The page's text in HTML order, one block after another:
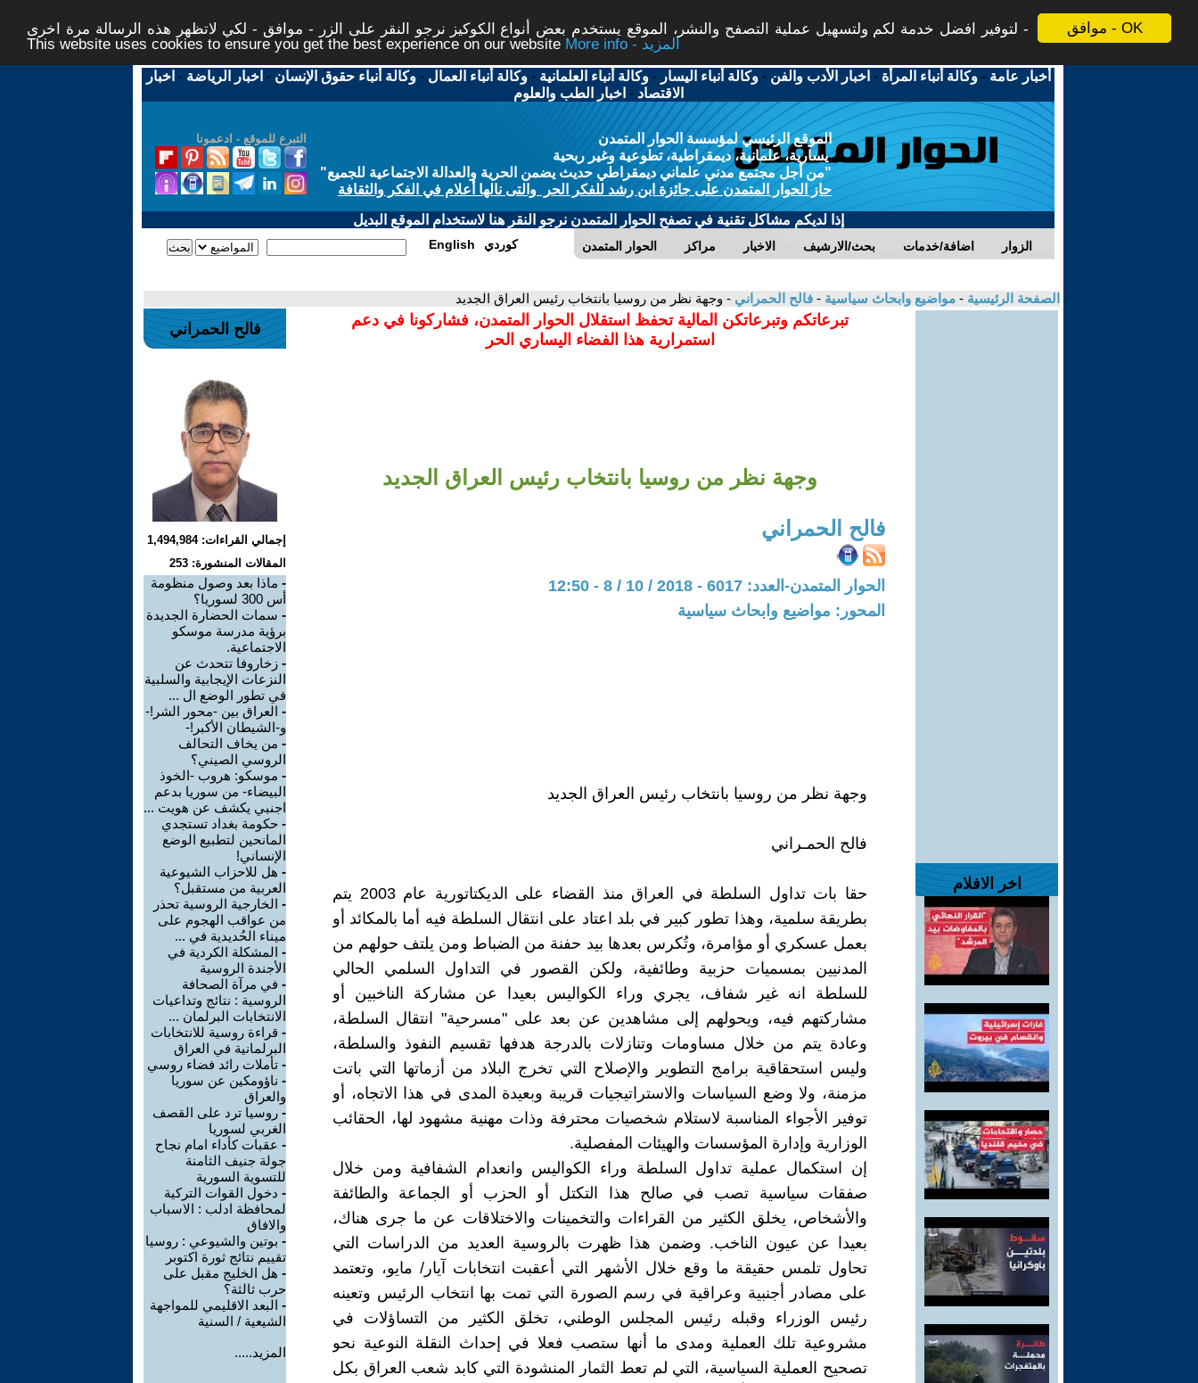
موافق - OK
لتوفير افضل خدمة لكم ولتسهيل عملية التصفح والنشر، الموقع يستخدم بعض أنواع الكوكيز نرجو النقر على الزر - موافق - لكي لاتظهر هذه الرسالة مرة اخرى -
This website uses cookies to ensure you get the best experience on our website
More info - المزيد
أخبار عامة -وكالة أنباء المرأة - اخبار الأدب والفن -وكالة أنباء اليسار -وكالة أنباء العلمانية -وكالة أنباء العمال -وكالة أنباء حقوق الإنسان - اخبار الرياضة - اخبار
الاقتصاد - اخبار الطب والعلوم
التبرع للموقع - ادعمونا
الموقع الرئيسي لمؤسسة الحوار المتمدن
يسارية، علمانية، ديمقراطية، تطوعية وغير ربحية
"من أجل مجتمع مدني علماني ديمقراطي حديث يضمن الحرية والعدالة الاجتماعية للجميع"
حاز الحوار المتمدن على جائزة ابن رشد للفكر الحر والتى نالها أعلام في الفكر والثقافة
إذا لديكم مشاكل تقنية في تصفح الحوار المتمدن نرجو النقر هنا لاستخدام الموقع البديل
الحوار المتمدن مراكز الاخبار بحث/الارشيف اضافة/خدمات الزوار English كوردي
الصفحة الرئيسية - مواضيع وابحاث سياسية - فالح الحمراني - وجهة نظر من روسيا بانتخاب رئيس العراق الجديد
اخر الافلام
تبرعاتكم وتبرعاتكن المالية تحفظ استقلال الحوار المتمدن، فشاركونا في دعم
استمرارية هذا الفضاء اليساري الحر
وجهة نظر من روسيا بانتخاب رئيس العراق الجديد
فالح الحمراني
الحوار المتمدن-العدد: 6017 - 2018 / 10 / 8 - 12:50
المحور: مواضيع وابحاث سياسية
وجهة نظر من روسيا بانتخاب رئيس العراق الجديد
فالح الحمـراني
حقا بات تداول السلطة في العراق منذ القضاء على الديكتاتورية عام 2003 يتم
بطريقة سلمية، وهذا تطور كبير في بلد اعتاد على انتقال السلطة فيه أما بالمكائد أو
بعمل عسكري أو مؤامرة، وتُكرس بعدها بيد حفنة من الضباط ومن يلتف حولهم من
المدنيين بمسميات حزبية وطائفية، ولكن القصور في التداول السلمي الحالي
للسلطة انه غير شفاف، يجري وراء الكواليس بعيدا عن مشاركة الناخبين أو
مشاركتهم فيه، ويحولهم إلى مشاهدين عن بعد على "مسرحية" انتقال السلطة،
وعادة يتم من خلال مساومات وتنازلات بالدرجة هدفها تقسيم النفوذ والسلطة،
وليس استحقاقية برامج التطوير والإصلاح التي تخرج البلاد من أزماتها التي باتت
مزمنة، ولا وضع السياسات والاستراتيجيات قريبة وبعيدة المدى في هذا الاتجاه، أو
توفير الأجواء المناسبة لاستلام شخصيات محترفة وذات مهنية مشهود لها، الحقائب
الوزارية وإدارة المؤسسات والهيئات المفصلية.
إن استكمال عملية تداول السلطة وراء الكواليس وانعدام الشفافية ومن خلال
صفقات سياسية تصب في صالح هذا التكتل أو الحزب أو الجماعة والطائفة
والأشخاص، يخلق الكثير من القراءات والتخمينات والاختلاقات عن ما جرى هناك،
بعيدا عن عيون الناخب. وضمن هذا ظهرت بالروسية العديد من الدراسات التي
تحاول تلمس حقيقة ما وقع خلال الأشهر التي أعقبت انتخابات آيار/ مايو، وتعتمد
على مصادر أجنبية وعراقية في رسم الصورة التي تمت بها انتخاب الرئيس وتعينه
رئيس الوزراء وقبله رئيس المجلس الوطني، تخلق الكثير من التساؤلات في
مشروعية تلك العملية ومدى ما أنها ستصب فعلا في إحداث النقلة النوعية نحو
تصحيح العملية السياسية، التي لم تعط الثمار المنشودة التي كابد شعب العراق بكل
فالح الحمراني
إجمالي القراءات: 1,494,984
المقالات المنشورة: 253
- ماذا بعد وصول منظومة
أس 300 لسوريا؟
- سمات الحضارة الجديدة
برؤية مدرسة موسكو
الاجتماعية.
- زخاروفا تتحدث عن
النزعات الإيجابية والسلبية
في تطور الوضع ال ...
- العراق بين -محور الشر!-
و-الشيطان الأكبر!-
- من يخاف التحالف
الروسي الصيني؟
- موسكو: هروب -الخوذ
البيضاء- من سوريا بدعم
اجنبي يكشف عن هويت ...
- حكومة بغداد تستجدي
المانحين لتطبيع الوضع
الإنساني!
- هل للاحزاب الشيوعية
العربية من مستقبل؟
- الخارجية الروسية تحذر
من عواقب الهجوم على
ميناء الحُديدية في ...
- المشكلة الكردية في
الأجندة الروسية
- في مرآة الصحافة
الروسية : نتائج وتداعيات
الانتخابات البرلمان ...
- قراءة روسية للانتخابات
البرلمانية في العراق
- تأملات رائد فضاء روسي
- ناؤومكين عن سوريا
والعراق
- روسيا ترد على القصف
الغربي لسوريا
- عقبات كأداء امام نجاح
جولة جنيف الثامنة
للتسوية السورية
- دخول القوات التركية
لمحافظة ادلب : الاسباب
والافاق
- بوتين والشيوعي : روسيا
تقييم نتائج ثورة اكتوبر
- هل الخليج مقبل على
حرب ثالثة؟
- البعد الاقليمي للمواجهة
الشيعية / السنية
المزيد.....